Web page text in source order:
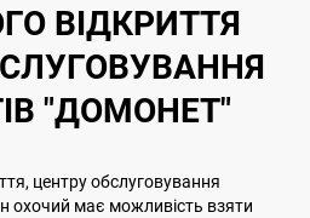
ВІДКРИТТЯ
"ДОМОНЕТ"
центру обслуговування
охочий має можливість взяти